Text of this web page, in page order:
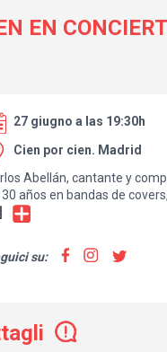
EN
27 giugno a las 19:30h
Cien por cien. Madrid
Abellán, cantante y
años en bandas de
un nuevo álbum de 17
de una magnífica
el sábado 27 de junio
su: